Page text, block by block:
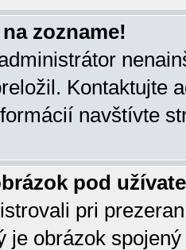
zozname!
Kontaktujte
navštívte
pod
pri
je obrázok